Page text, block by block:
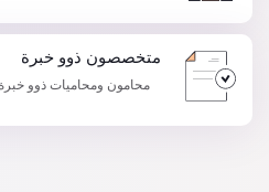
متخصصون ذوو خبرة
محامون ومحاميات ذوو